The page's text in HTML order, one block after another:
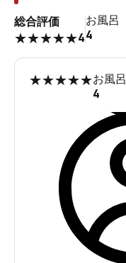
総合評価
★★★★★4
お風呂
4
★★★★★お風呂
4